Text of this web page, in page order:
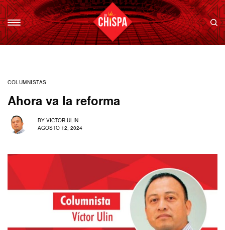
COLUMNISTAS
Ahora va la reforma
BY VICTOR ULIN
AGOSTO 12, 2024